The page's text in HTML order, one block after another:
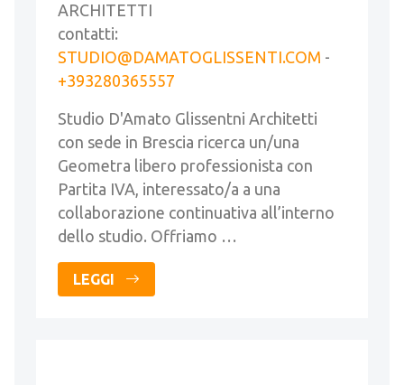
ARCHITETTI
contatti:
STUDIO@DAMATOGLISSENTI.COM -
+393280365557
Studio D'Amato Glissentni Architetti
con sede in Brescia ricerca un/una
Geometra libero professionista con
Partita IVA, interessato/a a una
collaborazione continuativa all’interno
dello studio. Offriamo …
LEGGI